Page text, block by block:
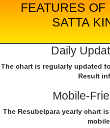
FEATURES
SATTA
Daily
The chart is regularly updated
Result
Mobile-
The Resubelpara yearly chart